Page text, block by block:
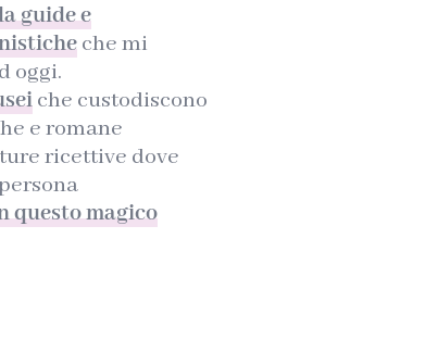
guide e
che mi
oggi.
che custodiscono
e romane
ricettive dove
questo magico